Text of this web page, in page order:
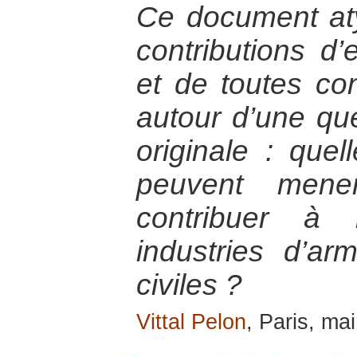
Ce document
contributions
et de toutes
autour d’une
originale :
peuvent
contribuer à
industries
civiles ?
Vittal Pelon, Paris,